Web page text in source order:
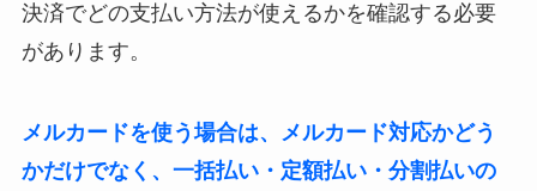
決済でどの支払い方法が使えるかを確認する必要
があります。
メルカードを使う場合は、メルカード対応かどう
かだけでなく、一括払い・定額払い・分割払いの